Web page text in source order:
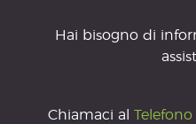
Hai bisogno di
Chiamaci al Telefono